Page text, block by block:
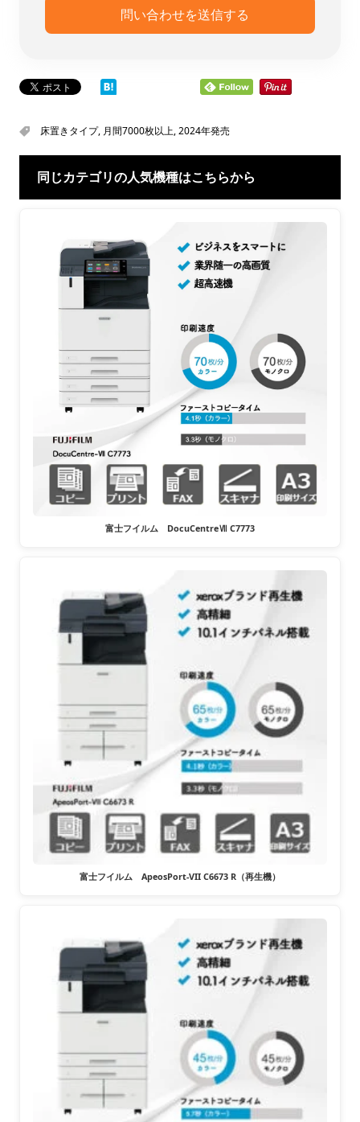
床置きタイプ, 月間7000枚以上,2024年発売
同じカテゴリの人気機種はこちらから
富士フイルム DocuCentreⅦ C7773
富士フイルム ApeosPort-VII C6673 R（再生機）